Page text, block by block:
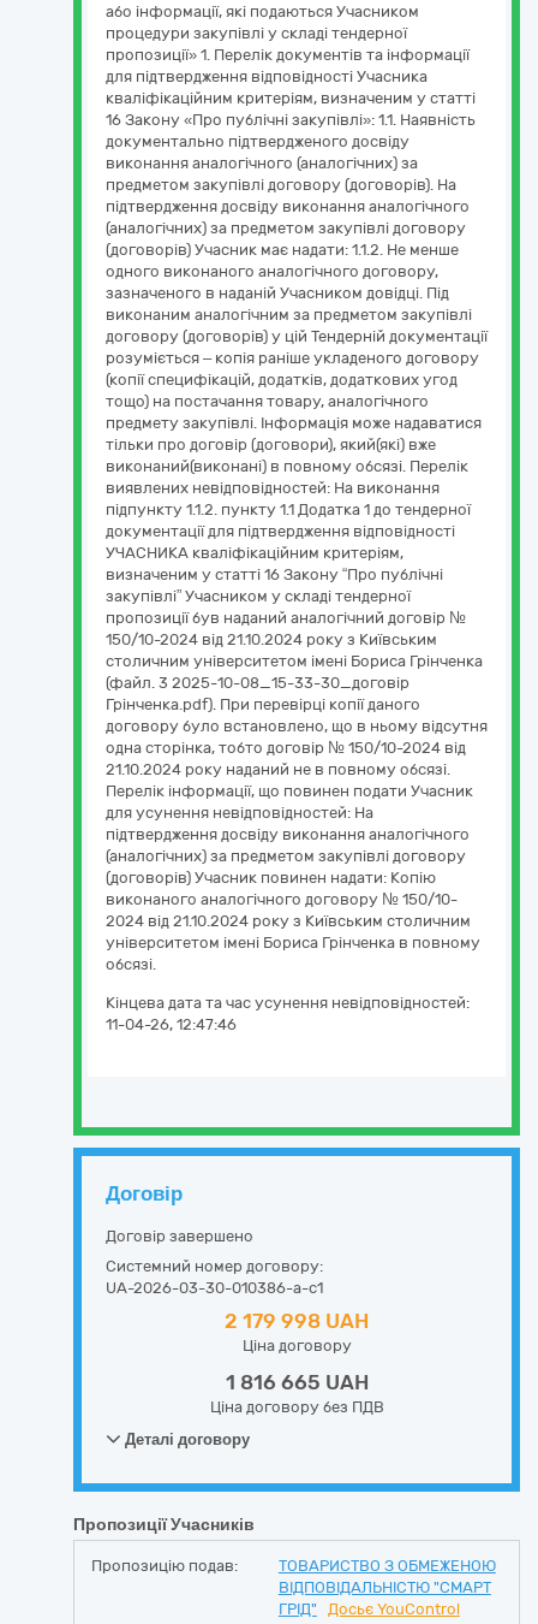
або інформації, які подаються Учасником
процедури закупівлі у складі тендерної
пропозиції» 1. Перелік документів та інформації
для підтвердження відповідності Учасника
кваліфікаційним критеріям, визначеним у статті
16 Закону «Про публічні закупівлі»: 1.1. Наявність
документально підтвердженого досвіду
виконання аналогічного (аналогічних) за
предметом закупівлі договору (договорів). На
підтвердження досвіду виконання аналогічного
(аналогічних) за предметом закупівлі договору
(договорів) Учасник має надати: 1.1.2. Не менше
одного виконаного аналогічного договору,
зазначеного в наданій Учасником довідці. Під
виконаним аналогічним за предметом закупівлі
договору (договорів) у цій Тендерній документації
розуміється – копія раніше укладеного договору
(копії специфікацій, додатків, додаткових угод
тощо) на постачання товару, аналогічного
предмету закупівлі. Інформація може надаватися
тільки про договір (договори), який(які) вже
виконаний(виконані) в повному обсязі. Перелік
виявлених невідповідностей: На виконання
підпункту 1.1.2. пункту 1.1 Додатка 1 до тендерної
документації для підтвердження відповідності
УЧАСНИКА кваліфікаційним критеріям,
визначеним у статті 16 Закону “Про публічні
закупівлі” Учасником у складі тендерної
пропозиції був наданий аналогічний договір №
150/10-2024 від 21.10.2024 року з Київським
столичним університетом імені Бориса Грінченка
(файл. 3 2025-10-08_15-33-30_договір
Грінченка.pdf). При перевірці копії даного
договору було встановлено, що в ньому відсутня
одна сторінка, тобто договір № 150/10-2024 від
21.10.2024 року наданий не в повному обсязі.
Перелік інформації, що повинен подати Учасник
для усунення невідповідностей: На
підтвердження досвіду виконання аналогічного
(аналогічних) за предметом закупівлі договору
(договорів) Учасник повинен надати: Копію
виконаного аналогічного договору № 150/10-
2024 від 21.10.2024 року з Київським столичним
університетом імені Бориса Грінченка в повному
обсязі.
Кінцева дата та час усунення невідповідностей:
11-04-26, 12:47:46
Договір
Договір завершено
Системний номер договору:
UA-2026-03-30-010386-a-c1
2 179 998 UAH
Ціна договору
1 816 665 UAH
Ціна договору без ПДВ
Деталі договору
Пропозиції Учасників
Пропозицію подав:
ТОВАРИСТВО З ОБМЕЖЕНОЮ
ВІДПОВІДАЛЬНІСТЮ "СМАРТ
ГРІД"
Досьє YouControl